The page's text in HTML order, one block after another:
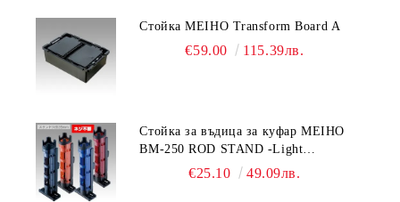
Стойка MEIHO Transform Board A
€59.00 115.39лв.
Стойка за въдица за куфар MEIHO
BM-250 ROD STAND -Light
Blue/Black color
€25.10 49.09лв.